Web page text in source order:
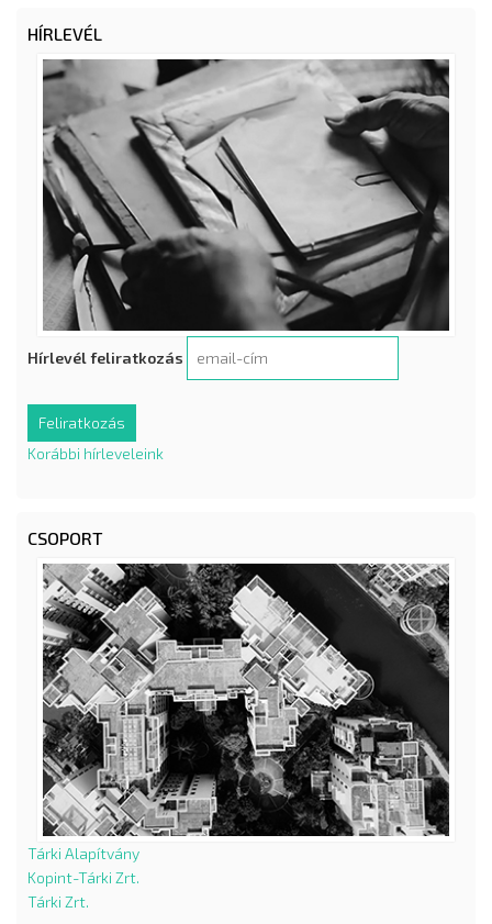
HÍRLEVÉL
Hírlevél feliratkozás
Korábbi hírleveleink
CSOPORT
Tárki Alapítvány
Kopint-Tárki Zrt.
Tárki Zrt.